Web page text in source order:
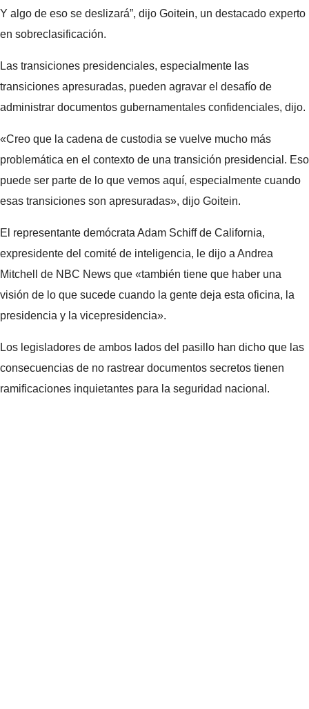
Y algo de eso se deslizará”, dijo Goitein, un destacado experto
en sobreclasificación.
Las transiciones presidenciales, especialmente las
transiciones apresuradas, pueden agravar el desafío de
administrar documentos gubernamentales confidenciales, dijo.
«Creo que la cadena de custodia se vuelve mucho más
problemática en el contexto de una transición presidencial. Eso
puede ser parte de lo que vemos aquí, especialmente cuando
esas transiciones son apresuradas», dijo Goitein.
El representante demócrata Adam Schiff de California,
expresidente del comité de inteligencia, le dijo a Andrea
Mitchell de NBC News que «también tiene que haber una
visión de lo que sucede cuando la gente deja esta oficina, la
presidencia y la vicepresidencia».
Los legisladores de ambos lados del pasillo han dicho que las
consecuencias de no rastrear documentos secretos tienen
ramificaciones inquietantes para la seguridad nacional.